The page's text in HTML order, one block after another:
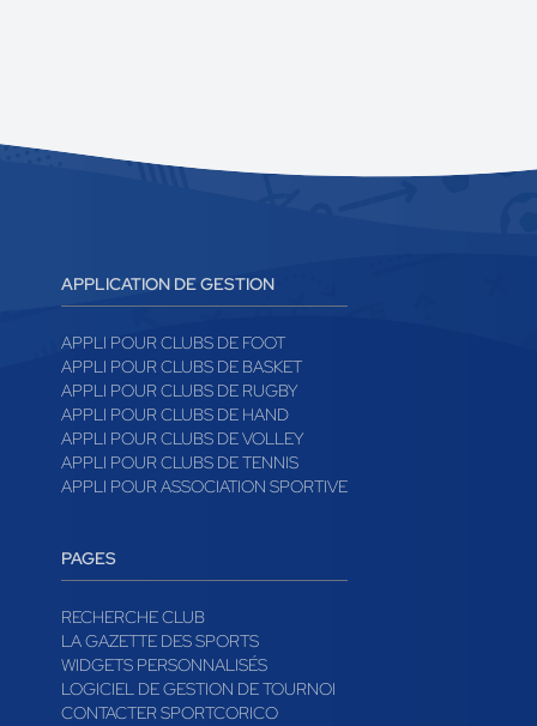
APPLICATION DE GESTION
APPLI POUR CLUBS DE FOOT
APPLI POUR CLUBS DE BASKET
APPLI POUR CLUBS DE RUGBY
APPLI POUR CLUBS DE HAND
APPLI POUR CLUBS DE VOLLEY
APPLI POUR CLUBS DE TENNIS
APPLI POUR ASSOCIATION SPORTIVE
PAGES
RECHERCHE CLUB
LA GAZETTE DES SPORTS
WIDGETS PERSONNALISÉS
LOGICIEL DE GESTION DE TOURNOI
CONTACTER SPORTCORICO